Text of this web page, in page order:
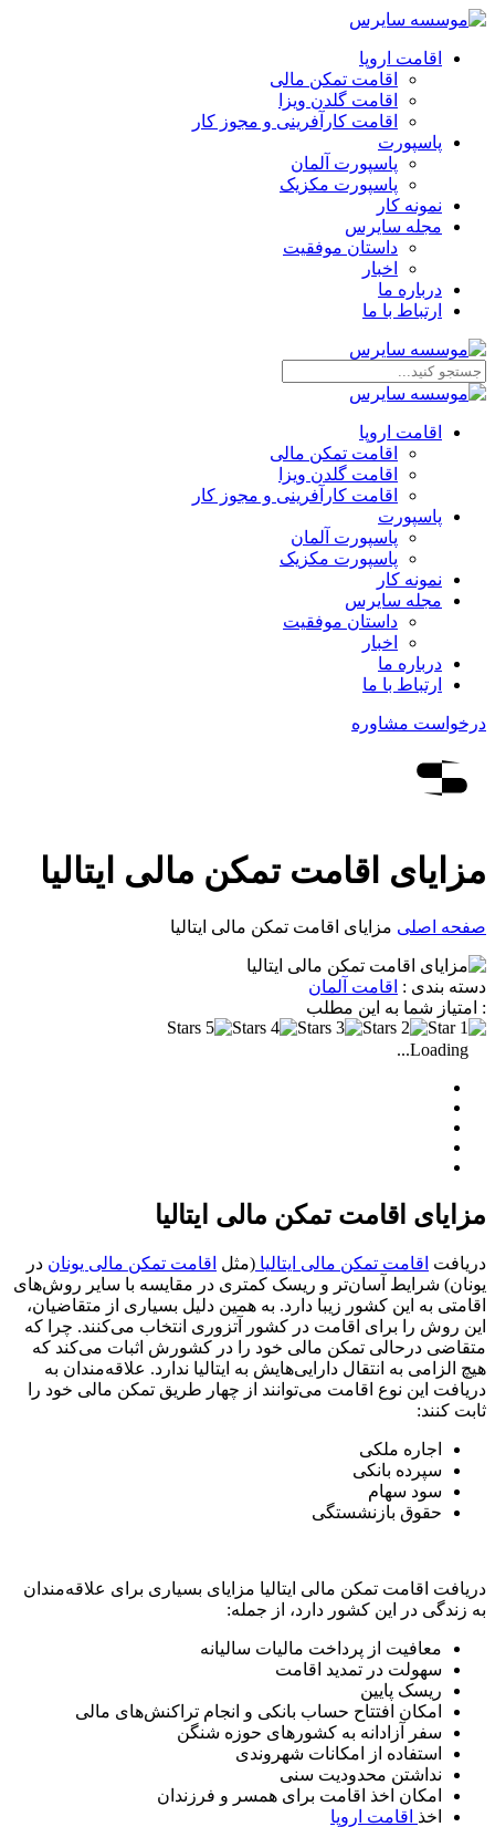
اقامت اروپا
اقامت تمکن مالی
اقامت گلدن ویزا
اقامت کارآفرینی و مجوز کار
پاسپورت
پاسپورت آلمان
پاسپورت مکزیک
نمونه کار
مجله سایرس
داستان موفقیت
اخبار
درباره ما
ارتباط‌ با‌ ما
اقامت اروپا
اقامت تمکن مالی
اقامت گلدن ویزا
اقامت کارآفرینی و مجوز کار
پاسپورت
پاسپورت آلمان
پاسپورت مکزیک
نمونه کار
مجله سایرس
داستان موفقیت
اخبار
درباره ما
ارتباط‌ با‌ ما
درخواست مشاوره
مزایای اقامت تمکن مالی ایتالیا
صفحه اصلی مزایای اقامت تمکن مالی ایتالیا
دسته بندی : اقامت آلمان
: امتیاز شما به این مطلب
Loading...
مزایای اقامت تمکن مالی ایتالیا
دریافت اقامت تمکن مالی ایتالیا (مثل اقامت تمکن مالی یونان در
یونان) شرایط آسان‌تر و ریسک کمتری در مقایسه با سایر روش‌های
اقامتی به این کشور زیبا دارد. به همین دلیل بسیاری از متقاضیان،
این روش را برای اقامت در کشور آتزوری انتخاب می‌کنند. چرا که
متقاضی درحالی تمکن مالی خود را در کشورش اثبات می‌کند که
هیچ الزامی به انتقال دارایی‌هایش به ایتالیا ندارد. علاقه‌مندان به
دریافت این نوع اقامت می‌توانند از چهار طریق تمکن مالی خود را
ثابت کنند:
اجاره ملکی
سپرده بانکی
سود سهام
حقوق بازنشستگی
دریافت اقامت تمکن مالی ایتالیا مزایای بسیاری برای علاقه‌مندان
به زندگی در این کشور دارد، از جمله:
معافیت از پرداخت مالیات سالیانه
سهولت در تمدید اقامت
ریسک پایین
امکان افتتاح حساب بانکی و انجام تراکنش‌های مالی
سفر آزادانه به کشورهای حوزه شنگن
استفاده از امکانات شهروندی
نداشتن محدودیت سنی
امکان اخذ اقامت برای همسر و فرزندان
اخذ اقامت اروپا